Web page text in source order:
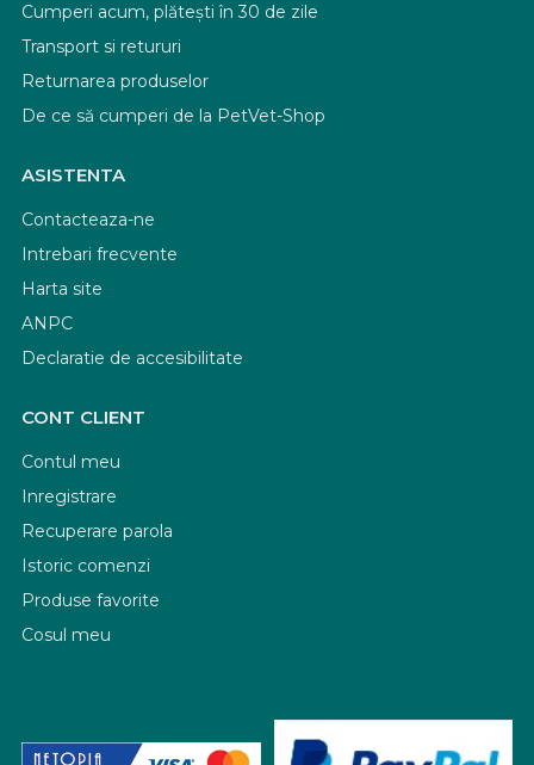
Cumperi acum, plătești în 30 de zile
Transport si retururi
Returnarea produselor
De ce să cumperi de la PetVet-Shop
ASISTENTA
Contacteaza-ne
Intrebari frecvente
Harta site
ANPC
Declaratie de accesibilitate
CONT CLIENT
Contul meu
Inregistrare
Recuperare parola
Istoric comenzi
Produse favorite
Cosul meu